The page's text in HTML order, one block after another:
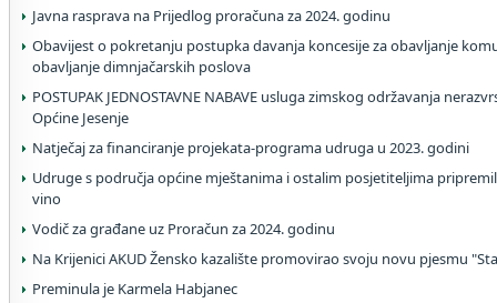
Javna rasprava na Prijedlog proračuna za 2024. godinu
Obavijest o pokretanju postupka davanja koncesije za obavljanje
obavljanje dimnjačarskih poslova
POSTUPAK JEDNOSTAVNE NABAVE usluga zimskog održavanja
Općine Jesenje
Natječaj za financiranje projekata-programa udruga u 2023. godini
Udruge s područja općine mještanima i ostalim posjetiteljima
vino
Vodič za građane uz Proračun za 2024. godinu
Na Krijenici AKUD Žensko kazalište promovirao svoju novu pjesmu
Preminula je Karmela Habjanec